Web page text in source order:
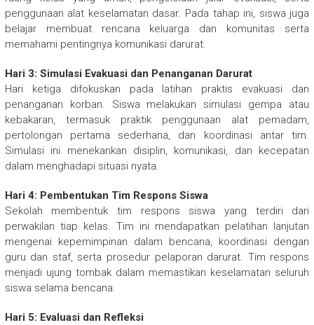
penggunaan alat keselamatan dasar. Pada tahap ini, siswa juga
belajar membuat rencana keluarga dan komunitas serta
memahami pentingnya komunikasi darurat.
Hari 3: Simulasi Evakuasi dan Penanganan Darurat
Hari ketiga difokuskan pada latihan praktis evakuasi dan
penanganan korban. Siswa melakukan simulasi gempa atau
kebakaran, termasuk praktik penggunaan alat pemadam,
pertolongan pertama sederhana, dan koordinasi antar tim.
Simulasi ini menekankan disiplin, komunikasi, dan kecepatan
dalam menghadapi situasi nyata.
Hari 4: Pembentukan Tim Respons Siswa
Sekolah membentuk tim respons siswa yang terdiri dari
perwakilan tiap kelas. Tim ini mendapatkan pelatihan lanjutan
mengenai kepemimpinan dalam bencana, koordinasi dengan
guru dan staf, serta prosedur pelaporan darurat. Tim respons
menjadi ujung tombak dalam memastikan keselamatan seluruh
siswa selama bencana.
Hari 5: Evaluasi dan Refleksi